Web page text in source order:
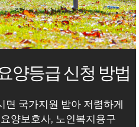
양등급 신청 방법
면 국가지원 받아 저렴하게
양보호사, 노인복지용구